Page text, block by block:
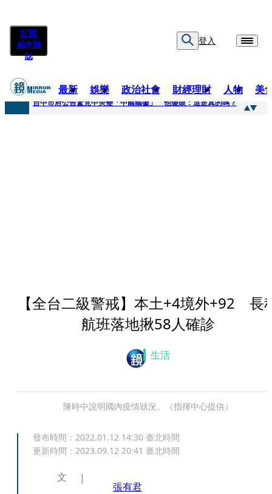
訂閱
紙本雜
誌
登入
最新 娛樂 政治社會 財經理財 人物 美
快訊
台中市府公告驚見中央變「中國國徽」 他傻眼：這是真的嗎？
【全台二級警戒】本土+4境外+92 長
航班落地揪58人確診
生活
陳時中說明國內疫情狀況。（指揮中心提供）
發布時間： 2022.01.12 14:30 臺北時間
更新時間： 2023.09.12 20:41 臺北時間
文
張有君